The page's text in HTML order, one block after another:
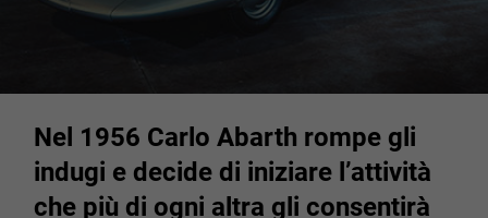
Nel 1956 Carlo Abarth rompe gli
indugi e decide di iniziare l’attività
che più di ogni altra gli consentirà